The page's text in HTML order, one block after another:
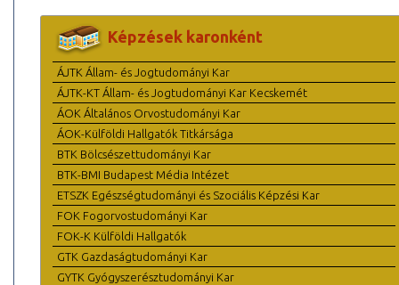
Képzések karonként
ÁJTK Állam- és Jogtudományi Kar
ÁJTK-KT Állam- és Jogtudományi Kar Kecskemét
ÁOK Általános Orvostudományi Kar
ÁOK-Külföldi Hallgatók Titkársága
BTK Bölcsészettudományi Kar
BTK-BMI Budapest Média Intézet
ETSZK Egészségtudományi és Szociális Képzési Kar
FOK Fogorvostudományi Kar
FOK-K Külföldi Hallgatók
GTK Gazdaságtudományi Kar
GYTK Gyógyszerésztudományi Kar